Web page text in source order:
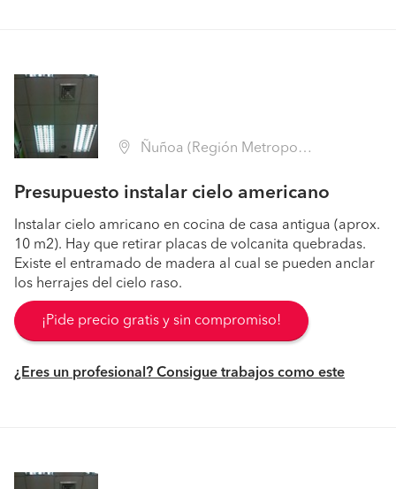
Ñuñoa (Región Metropolitana - Santiago)
Presupuesto instalar cielo americano
Instalar cielo amricano en cocina de casa antigua (aprox.
10 m2). Hay que retirar placas de volcanita quebradas.
Existe el entramado de madera al cual se pueden anclar
los herrajes del cielo raso.
¡Pide precio gratis y sin compromiso!
¿Eres un profesional? Consigue trabajos como este